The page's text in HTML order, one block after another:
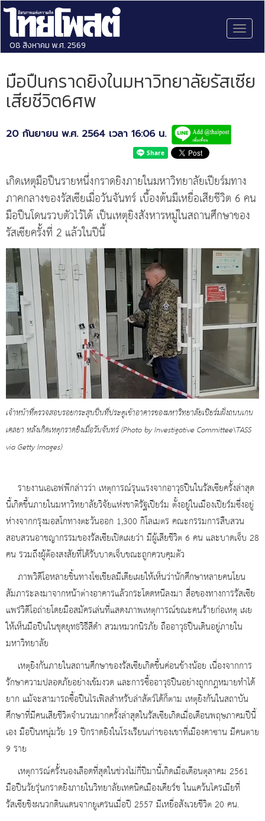
08 สิงหาคม พ.ศ. 2569
มือปืนกราดยิงในมหาวิทยาลัยรัสเซีย
เสียชีวิต6ศพ
20 กันยายน พ.ศ. 2564 เวลา 16:06 น.
เกิดเหตุมือปืนรายหนึ่งกราดยิงภายในมหาวิทยาลัยเปียร์มทาง
ภาคกลางของรัสเซียเมื่อวันจันทร์ เบื้องต้นมีเหยื่อเสียชีวิต 6 คน
มือปืนโดนรวบตัวไว้ได้ เป็นเหตุยิงสังหารหมู่ในสถานศึกษาของ
รัสเซียครั้งที่ 2 แล้วในปีนี้
เจ้าหน้าที่ตรวจสอบรอยกระสุนปืนที่ประตูเข้าอาคารของมหาวิทยาลัยเปียร์มฝั่งถนนเกน
เคลยา หลังเกิดเหตุกราดยิงเมื่อวันจันทร์ (Photo by Investigative Committee\TASS
via Getty Images)
รายงานเอเอฟพีกล่าวว่า เหตุการณ์รุนแรงจากอาวุธปืนในรัสเซียครั้งล่าสุด
นี้เกิดขึ้นภายในมหาวิทยาลัยวิจัยแห่งชาติรัฐเปียร์ม ตั้งอยู่ในเมืองเปียร์มซึ่งอยู่
ห่างจากกรุงมอสโกทางตะวันออก 1,300 กิโลเมตร คณะกรรมการสืบสวน
สอบสวนอาชญากรรมของรัสเซียเปิดเผยว่า มีผู้เสียชีวิต 6 คน และบาดเจ็บ 28
คน รวมถึงผู้ต้องสงสัยที่ได้รับบาดเจ็บขณะถูกควบคุมตัว
ภาพวิดีโอหลายชิ้นทางโซเชียลมีเดียเผยให้เห็นว่านักศึกษาหลายคนโยน
สัมภาระลงมาจากหน้าต่างอาคารแล้วกระโดดหนีลงมา สื่อของทางการรัสเซีย
แพร่วิดีโอถ่ายโดยมือสมัครเล่นที่แสดงภาพเหตุการณ์ขณะคนร้ายก่อเหตุ เผย
ให้เห็นมือปืนในชุดยุทธวิธีสีดำ สวมหมวกนิรภัย ถืออาวุธปืนเดินอยู่ภายใน
มหาวิทยาลัย
เหตุยิงกันภายในสถานศึกษาของรัสเซียเกิดขึ้นค่อนข้างน้อย เนื่องจากการ
รักษาความปลอดภัยอย่างเข้มงวด และการซื้ออาวุธปืนอย่างถูกกฎหมายทำได้
ยาก แม้จะสามารถซื้อปืนไรเฟิลสำหรับล่าสัตว์ได้ก็ตาม เหตุยิงกันในสถาบัน
ศึกษาที่มีคนเสียชีวิตจำนวนมากครั้งล่าสุดในรัสเซียเกิดเมื่อเดือนพฤษภาคมปีนี้
เอง มือปืนหนุ่มวัย 19 ปีกราดยิงในโรงเรียนเก่าของเขาที่เมืองคาซาน มีคนตาย
9 ราย
เหตุการณ์ครั้งนองเลือดที่สุดในช่วงไม่กี่ปีมานี้เกิดเมื่อเดือนตุลาคม 2561
มือปืนวัยรุ่นกราดยิงภายในวิทยาลัยเทคนิคเมืองเคียร์ช ในแคว้นไครเมียที่
รัสเซียชิงผนวกดินแดนจากยูเครนเมื่อปี 2557 มีเหยื่อสังเวยชีวิต 20 คน.